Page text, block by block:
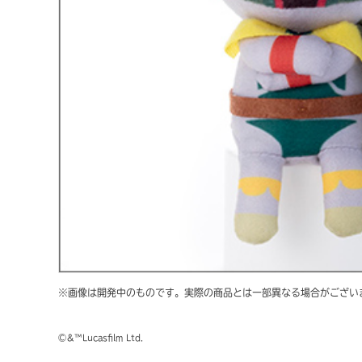
※画像は開発中のものです。実際の商品とは一部異なる場合がござい
©＆™Lucasfilm Ltd.